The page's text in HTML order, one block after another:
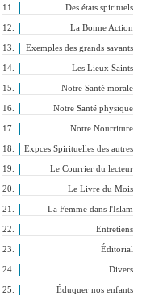
Des états spirituels
La Bonne Action
Exemples des grands savants
Les Lieux Saints
Notre Santé morale
Notre Santé physique
Notre Nourriture
Expces Spirituelles des autres
Le Courrier du lecteur
Le Livre du Mois
La Femme dans l'Islam
Entretiens
Éditorial
Divers
Éduquer nos enfants